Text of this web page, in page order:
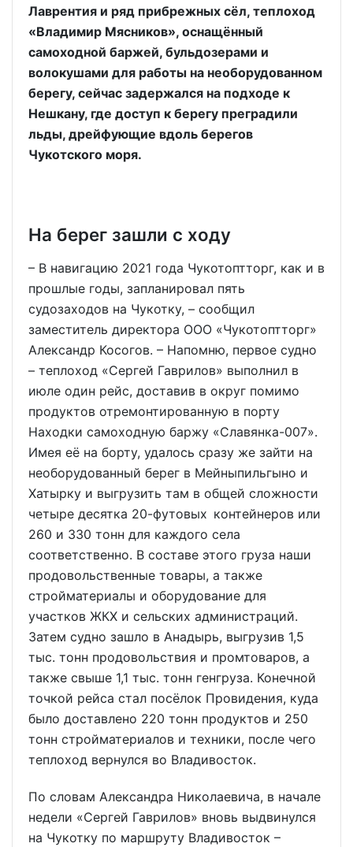
Лаврентия и ряд прибрежных сёл, теплоход
«Владимир Мясников», оснащённый
самоходной баржей, бульдозерами и
волокушами для работы на необорудованном
берегу, сейчас задержался на подходе к
Нешкану, где доступ к берегу преградили
льды, дрейфующие вдоль берегов
Чукотского моря.
На берег зашли с ходу
– В навигацию 2021 года Чукотоптторг, как и в
прошлые годы, запланировал пять
судозаходов на Чукотку, – сообщил
заместитель директора ООО «Чукотоптторг»
Александр Косогов. – Напомню, первое судно
– теплоход «Сергей Гаврилов» выполнил в
июле один рейс, доставив в округ помимо
продуктов отремонтированную в порту
Находки самоходную баржу «Славянка-007».
Имея её на борту, удалось сразу же зайти на
необорудованный берег в Мейныпильгыно и
Хатырку и выгрузить там в общей сложности
четыре десятка 20-футовых контейнеров или
260 и 330 тонн для каждого села
соответственно. В составе этого груза наши
продовольственные товары, а также
стройматериалы и оборудование для
участков ЖКХ и сельских администраций.
Затем судно зашло в Анадырь, выгрузив 1,5
тыс. тонн продовольствия и промтоваров, а
также свыше 1,1 тыс. тонн генгруза. Конечной
точкой рейса стал посёлок Провидения, куда
было доставлено 220 тонн продуктов и 250
тонн стройматериалов и техники, после чего
теплоход вернулся во Владивосток.
По словам Александра Николаевича, в начале
недели «Сергей Гаврилов» вновь выдвинулся
на Чукотку по маршруту Владивосток –